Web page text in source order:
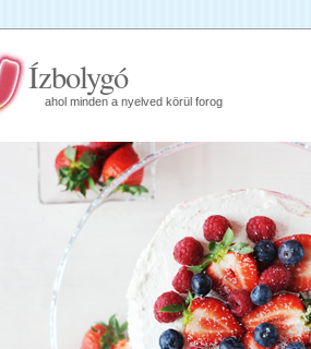
Ízbolygó
ahol minden a nyelved körül forog